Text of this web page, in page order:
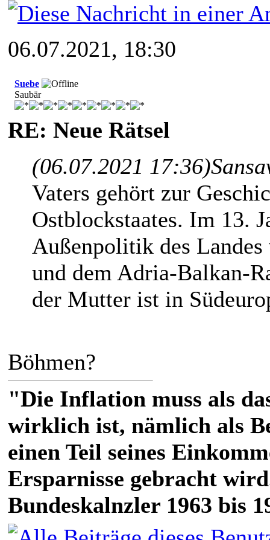
06.07.2021, 18:30
Suebe
Saubär
RE: Neue Rätsel
(06.07.2021 17:36)
Vaters gehört zur
Ostblockstaates. Im 13.
Außenpolitik des
und dem Adria-Balkan-
der Mutter ist in
Böhmen?
"Die Inflation muss als
wirklich ist, nämlich als
einen Teil seines
Ersparnisse gebracht
Bundeskalnzler 1963 bis